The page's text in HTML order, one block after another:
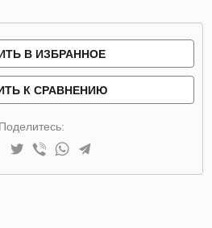
В ИЗБРАННОЕ
К СРАВНЕНИЮ
Поделитесь: